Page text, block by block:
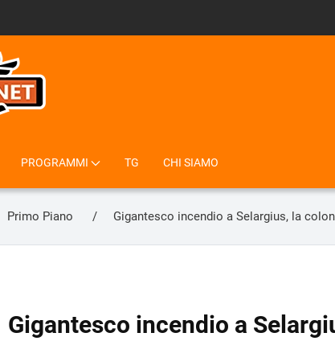
PROGRAMMI TG CHI SIAMO
Primo Piano Gigantesco incendio a Selargius, la
Gigantesco incendio a